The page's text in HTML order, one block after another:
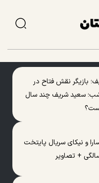
بازیگر نقش فتاح در
سعید شریف چند سال
و نیکای سریال پایتخت